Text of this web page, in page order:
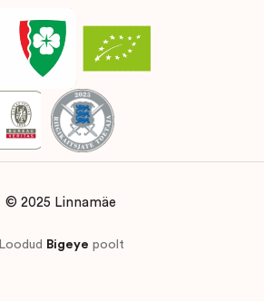
© 2025 Linnamäe
Loodud Bigeye poolt